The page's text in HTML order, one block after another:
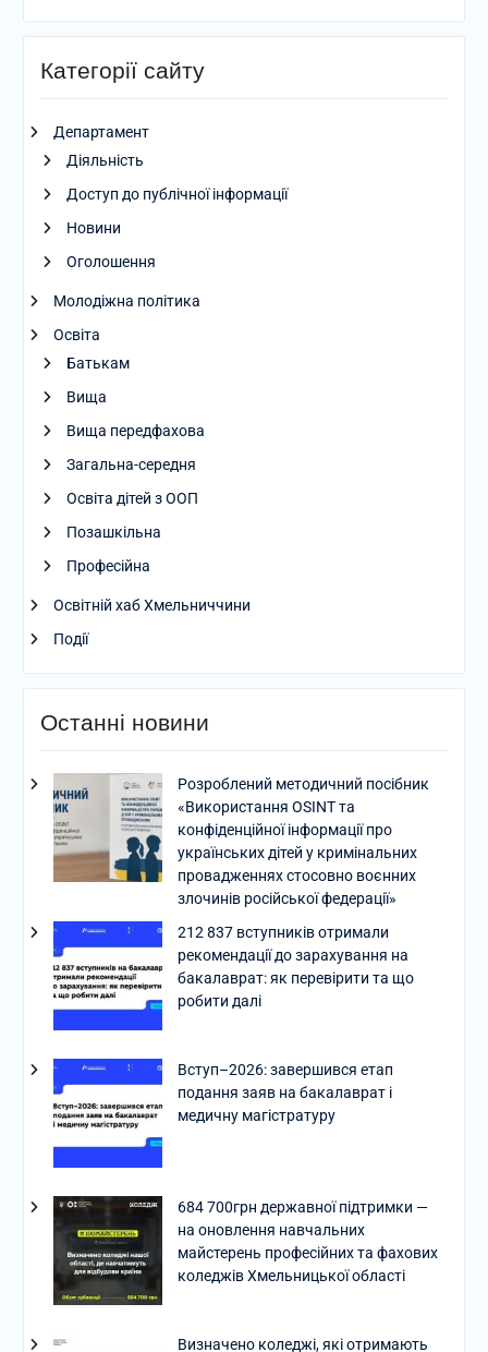
Категорії сайту
Департамент
Діяльність
Доступ до публічної інформації
Новини
Оголошення
Молодіжна політика
Освіта
Батькам
Вища
Вища передфахова
Загальна-середня
Освіта дітей з ООП
Позашкільна
Професійна
Освітній хаб Хмельниччини
Події
Останні новини
Розроблений методичний посібник
«Використання OSINT та
конфіденційної інформації про
українських дітей у кримінальних
провадженнях стосовно воєнних
злочинів російської федерації»
212 837 вступників отримали
рекомендації до зарахування на
бакалаврат: як перевірити та що
робити далі
Вступ–2026: завершився етап
подання заяв на бакалаврат і
медичну магістратуру
684 700грн державної підтримки —
на оновлення навчальних
майстерень професійних та фахових
коледжів Хмельницької області
Визначено коледжі, які отримають